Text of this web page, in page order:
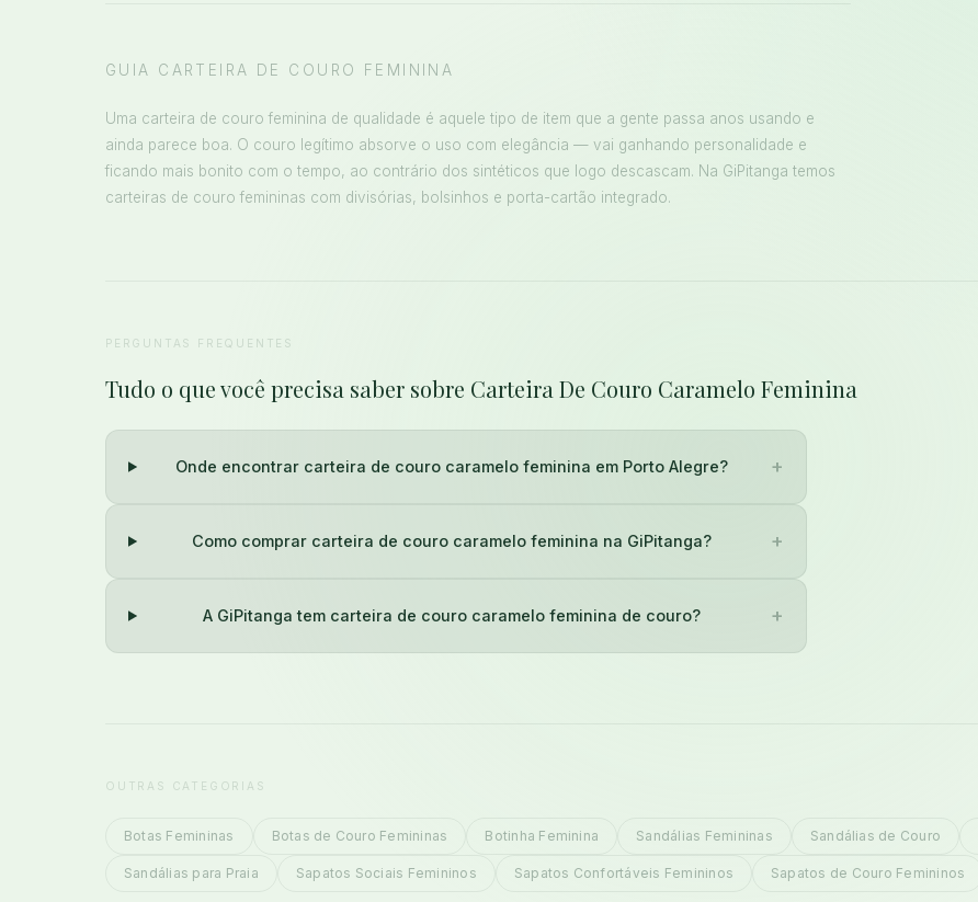
GUIA CARTEIRA DE COURO FEMININA
Uma carteira de couro feminina de qualidade é aquele tipo de item que a gente passa anos usando e
ainda parece boa. O couro legítimo absorve o uso com elegância — vai ganhando personalidade e
ficando mais bonito com o tempo, ao contrário dos sintéticos que logo descascam. Na GiPitanga temos
carteiras de couro femininas com divisórias, bolsinhos e porta-cartão integrado.
PERGUNTAS FREQUENTES
Tudo o que você precisa saber sobre Carteira De Couro Caramelo Feminina
Onde encontrar carteira de couro caramelo feminina em Porto Alegre? +
Como comprar carteira de couro caramelo feminina na GiPitanga? +
A GiPitanga tem carteira de couro caramelo feminina de couro? +
OUTRAS CATEGORIAS
Botas Femininas Botas de Couro Femininas Botinha Feminina Sandálias Femininas Sandálias de Couro
Sandálias para Praia Sapatos Sociais Femininos Sapatos Confortáveis Femininos Sapatos de Couro Femininos